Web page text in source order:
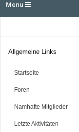
Menu
Allgemeine Links
Startseite
Foren
Namhafte Mitglieder
Letzte Aktivitäten